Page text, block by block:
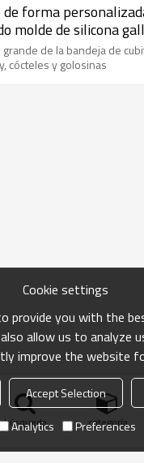
de forma
molde de silicona
grande de la bandeja de
cócteles y golosinas
búsqueda categoría
Cookie settings
provide you with the
allow us to analyze
improve the website
Accept Selection
Analytics Preferences